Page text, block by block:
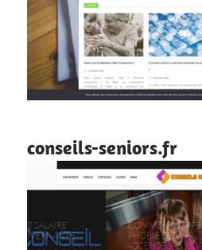
conseils-seniors.fr